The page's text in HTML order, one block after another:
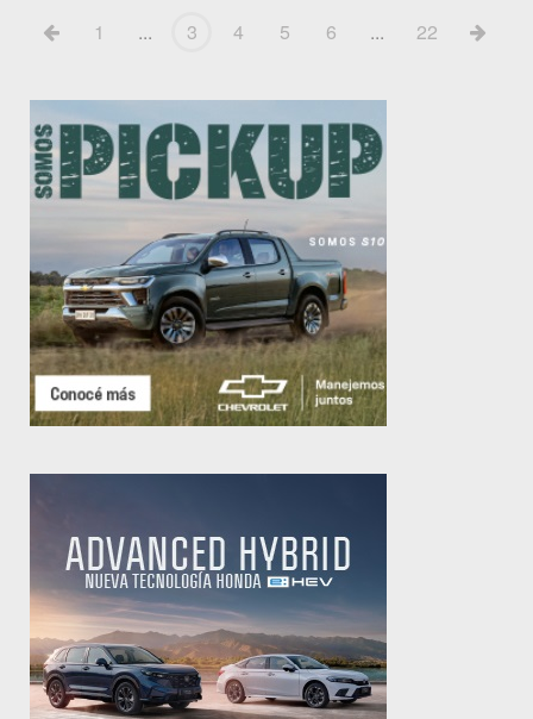
1 ... 3 4 5 6 ... 22